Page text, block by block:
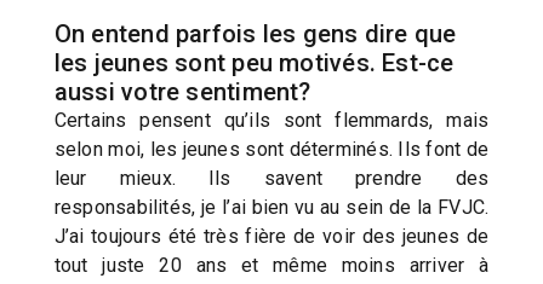
On entend parfois les gens dire que
les jeunes sont peu motivés. Est-ce
aussi votre sentiment?
Certains pensent qu’ils sont flemmards, mais
selon moi, les jeunes sont déterminés. Ils font de
leur mieux. Ils savent prendre des
responsabilités, je l’ai bien vu au sein de la FVJC.
J’ai toujours été très fière de voir des jeunes de
tout juste 20 ans et même moins arriver à